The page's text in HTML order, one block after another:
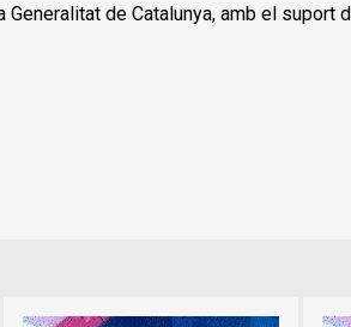
Generalitat de Catalunya, amb el suport